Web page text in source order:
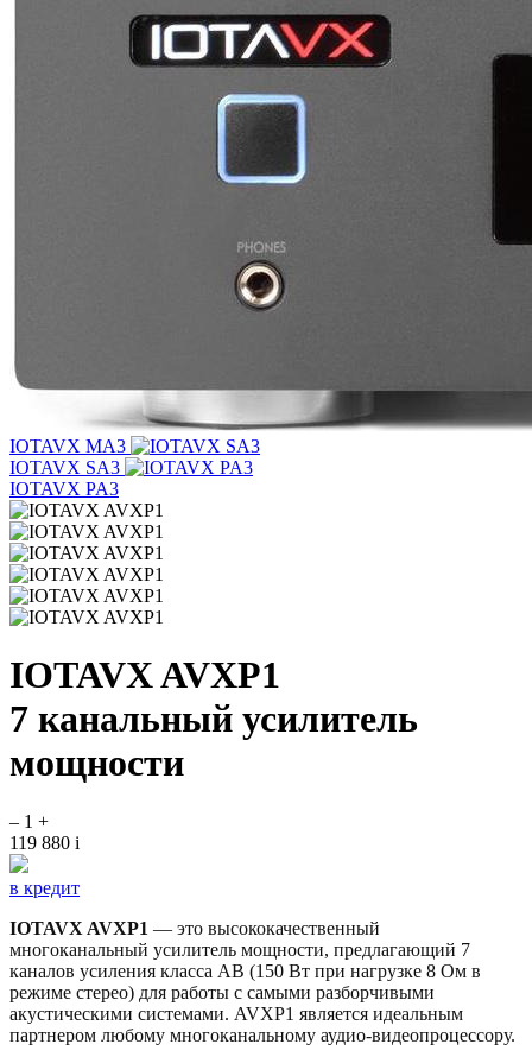
IOTAVX MA3
IOTAVX SA3
IOTAVX PA3
IOTAVX AVXP1
7 канальный усилитель
мощности
– 1 +
119 880 i
в кредит
IOTAVX AVXP1 — это высококачественный
многоканальный усилитель мощности, предлагающий 7
каналов усиления класса AB (150 Вт при нагрузке 8 Ом в
режиме стерео) для работы с самыми разборчивыми
акустическими системами. AVXP1 является идеальным
партнером любому многоканальному аудио-видеопроцессору.